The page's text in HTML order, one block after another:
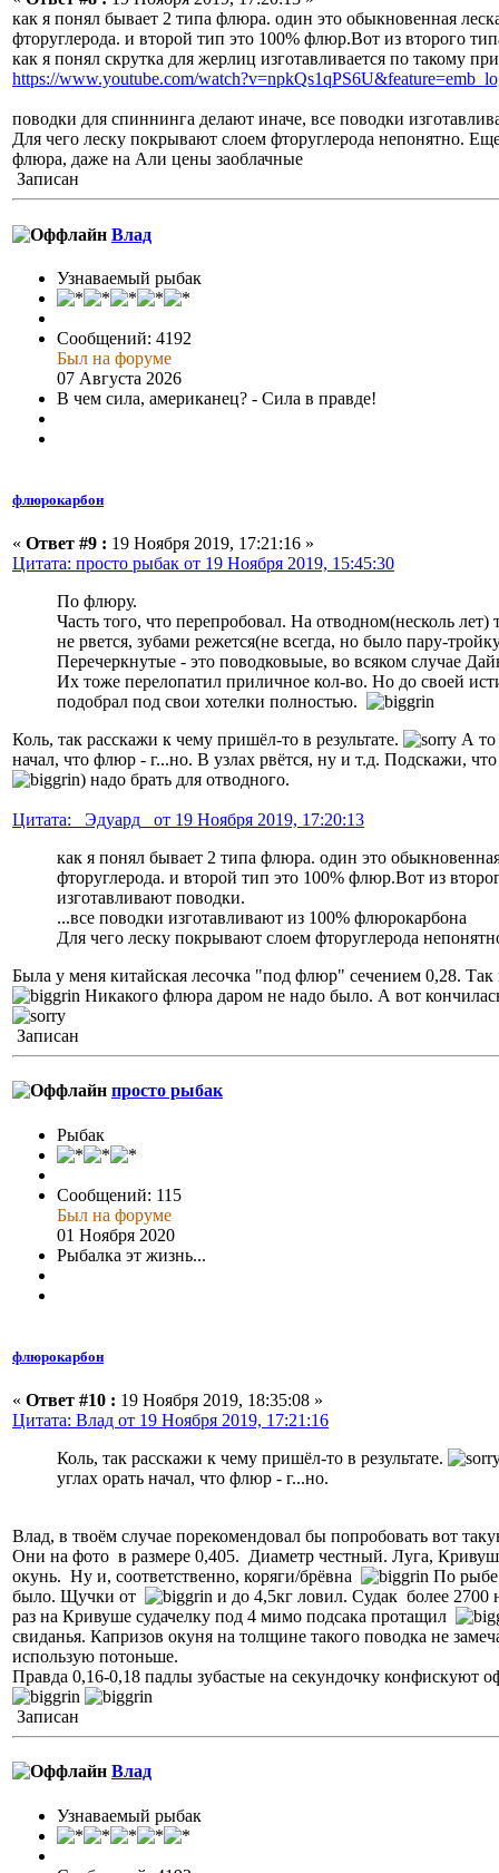
как я понял бывает 2 типа флюра. один это обыкновенная
фторуглерода. и второй тип это 100% флюр.Вот из второго
как я понял скрутка для жерлиц изготавливается по такому
https://www.youtube.com/
поводки для спиннинга делают иначе, все поводки
Для чего леску покрывают слоем фторуглерода непонятно.
флюра, даже на Али цены заоблачные
Записан
Влад
Узнаваемый рыбак
Сообщений: 4192
Был на форуме
07 Августа 2026
В чем сила, американец? - Сила в правде!
флюрокарбон
« Ответ #9 : 19 Ноября 2019, 17:21:16 »
Цитата: просто рыбак от 19 Ноября 2019, 15:45:30
По флюру.
Часть того, что перепробовал. На отводном(несколь
не рвется, зубами режется(не всегда, но было пару-
Перечеркнутые - это поводковыые, во всяком случае
Их тоже перелопатил приличное кол-во. Но до своей
подобрал под свои хотелки полностью.
Коль, так расскажи к чему пришёл-то в результате.
А то
начал, что флюр - г...но. В узлах рвётся, ну и т.д. Подскажи,
) надо брать для отводного.
Цитата: _Эдуард_ от 19 Ноября 2019, 17:20:13
как я понял бывает 2 типа флюра. один это
фторуглерода. и второй тип это 100% флюр.Вот из
изготавливают поводки.
...все поводки изготавливают из 100% флюрокарбона
Для чего леску покрывают слоем фторуглерода
Была у меня китайская лесочка "под флюр" сечением 0,28.
Никакого флюра даром не надо было. А вот
Записан
просто рыбак
Рыбак
Сообщений: 115
Был на форуме
01 Ноября 2020
Рыбалка эт жизнь...
флюрокарбон
« Ответ #10 : 19 Ноября 2019, 18:35:08 »
Цитата: Влад от 19 Ноября 2019, 17:21:16
Коль, так расскажи к чему пришёл-то в результате.
углах орать начал, что флюр - г...но.
Влад, в твоём случае порекомендовал бы попробовать вот
Они на фото в размере 0,405. Диаметр честный. Луга,
окунь. Ну и, соответственно, коряги/брёвна
По рыбе
было. Щучки от
и до 4,5кг ловил. Судак более 2700
раз на Кривуше судачелку под 4 мимо подсака протащил
свиданья. Капризов окуня на толщине такого поводка не
использую потоньше.
Правда 0,16-0,18 падлы зубастые на секундочку конфискуют
Записан
Влад
Узнаваемый рыбак